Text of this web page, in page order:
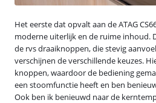
Het eerste dat opvalt aan de ATAG
moderne uiterlijk en de ruime inhoud.
de rvs draaiknoppen, die stevig
verschijnen de verschillende keuzes.
knoppen, waardoor de bediening
een stoomfunctie heeft en ben
Ook ben ik benieuwd naar de